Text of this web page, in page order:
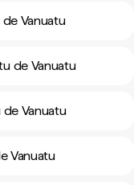
Vanuatu
de Vanuatu
de Vanuatu
Vanuatu